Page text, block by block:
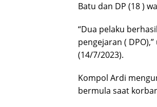
Batu dan DP (18 )
“Dua pelaku
pengejaran (
(14/7/2023).
Kompol Ardi
bermula saat